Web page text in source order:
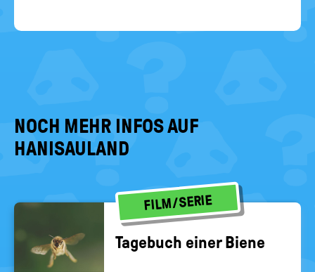
NOCH MEHR INFOS AUF
HANISAULAND
FILM/SERIE
Ta­ge­buch einer Biene